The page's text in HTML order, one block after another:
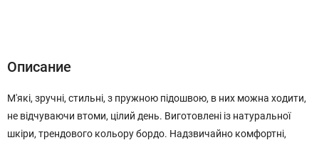
Описание
М'які, зручні, стильні, з пружною підошвою, в них можна ходити,
не відчуваючи втоми, цілий день. Виготовлені із натуральної
шкіри, трендового кольору бордо. Надзвичайно комфортні,